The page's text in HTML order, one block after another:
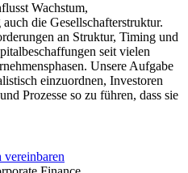
Wachstum,
die Gesellschafterstruktur.
an Struktur, Timing und
seit vielen
Unsere Aufgabe
einzuordnen, Investoren
Prozesse so zu führen, dass sie
vereinbaren